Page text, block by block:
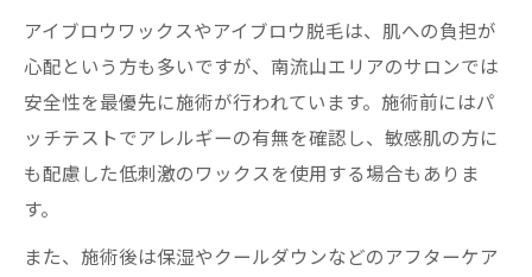
アイブロウワックスやアイブロウ脱毛は、肌への負担が
心配という方も多いですが、南流山エリアのサロンでは
安全性を最優先に施術が行われています。施術前にはパ
ッチテストでアレルギーの有無を確認し、敏感肌の方に
も配慮した低刺激のワックスを使用する場合もありま
す。
また、施術後は保湿やクールダウンなどのアフターケア